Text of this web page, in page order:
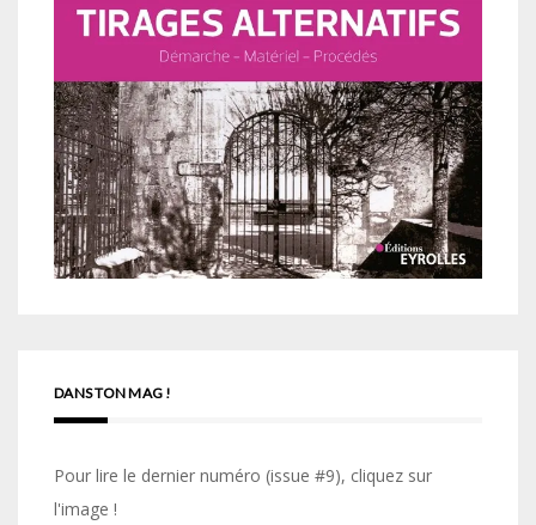
DANS TON MAG !
Pour lire le dernier numéro (issue #9), cliquez sur
l'image !